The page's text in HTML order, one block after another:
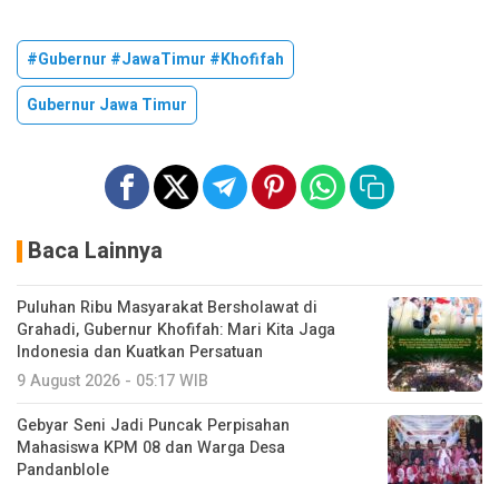
#Gubernur #JawaTimur #Khofifah
Gubernur Jawa Timur
Baca Lainnya
Puluhan Ribu Masyarakat Bersholawat di
Grahadi, Gubernur Khofifah: Mari Kita Jaga
Indonesia dan Kuatkan Persatuan
9 August 2026 - 05:17 WIB
Gebyar Seni Jadi Puncak Perpisahan
Mahasiswa KPM 08 dan Warga Desa
Pandanblole